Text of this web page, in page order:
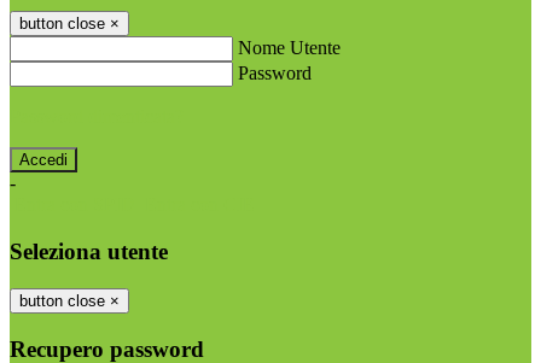
button close ×
Nome Utente
Password
-
Seleziona utente
button close ×
Recupero password